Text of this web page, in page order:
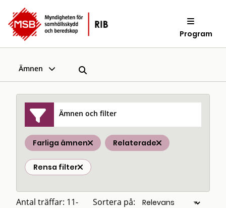
Program
Ämnen
Ämnen och filter
Farliga ämnen Relaterade
Rensa filter
Antal träffar: 11-
Sortera på: